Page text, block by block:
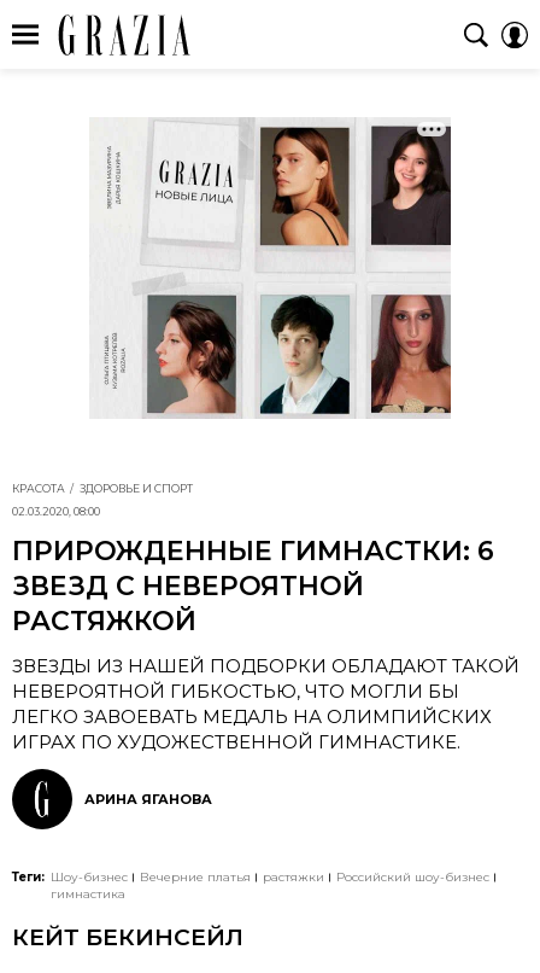
КРАСОТА
ЗДОРОВЬЕ И СПОРТ
02.03.2020, 08:00
ПРИРОЖДЕННЫЕ ГИМНАСТКИ: 6
ЗВЕЗД С НЕВЕРОЯТНОЙ
РАСТЯЖКОЙ
ЗВЕЗДЫ ИЗ НАШЕЙ ПОДБОРКИ ОБЛАДАЮТ ТАКОЙ
НЕВЕРОЯТНОЙ ГИБКОСТЬЮ, ЧТО МОГЛИ БЫ
ЛЕГКО ЗАВОЕВАТЬ МЕДАЛЬ НА ОЛИМПИЙСКИХ
ИГРАХ ПО ХУДОЖЕСТВЕННОЙ ГИМНАСТИКЕ.
АРИНА ЯГАНОВА
Теги: Шоу-бизнес Вечерние платья растяжки
Российский шоу-бизнес
гимнастика
КЕЙТ БЕКИНСЕЙЛ